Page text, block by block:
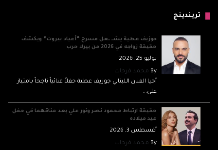
تريندينج
جوزيف عطية يشــ ــعل مسرح “أعياد بيروت” ويكشف
حقيقة زواجه في 2026 من بيرلا حرب
يوليو 25, 2026
By محمد فرحات
أحيا الفنان اللبناني جوزيف عطية حفلاً غنائياً ناجحاً بامتياز
على...
حقيقة ارتباط محمود نصر ونور علي بعد عناقهما في حفل
عيد ميلاده
أغسطس 3, 2026
By محمد فرحات